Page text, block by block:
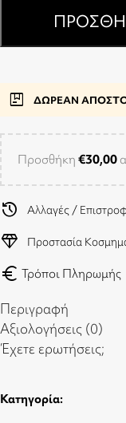
package ΔΩΡΕΑΝ
Προσθήκη €30,00
history Αλλαγές /
diamond Προστασία
euro Τρόποι Πληρωμής
Περιγραφή
Αξιολογήσεις (0)
Έχετε ερωτήσεις;
Κατηγορία: